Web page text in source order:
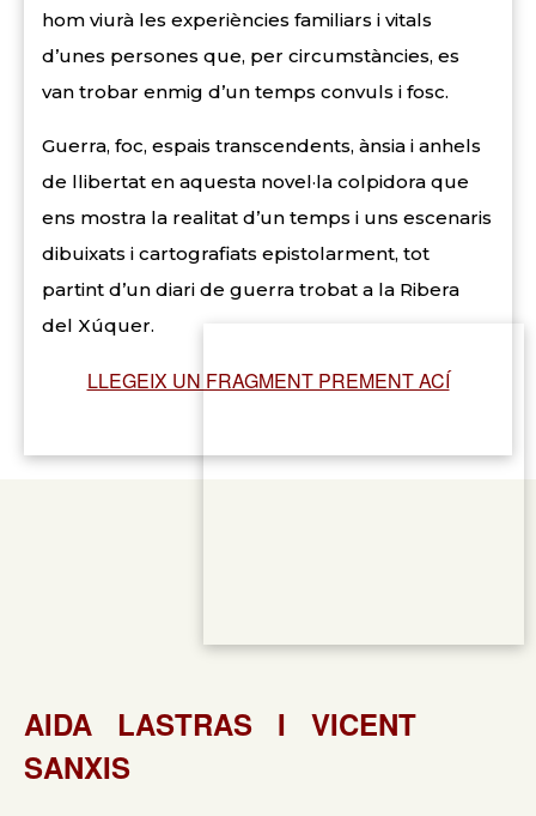
hom viurà les experiències familiars i vitals
d’unes persones que, per circumstàncies, es
van trobar enmig d’un temps convuls i fosc.
Guerra, foc, espais transcendents, ànsia i anhels
de llibertat en aquesta novel·la colpidora que
ens mostra la realitat d’un temps i uns escenaris
dibuixats i cartografiats epistolarment, tot
partint d’un diari de guerra trobat a la Ribera
del Xúquer.
LLEGEIX UN FRAGMENT PREMENT ACÍ
AIDA LASTRAS I VICENT
SANXIS